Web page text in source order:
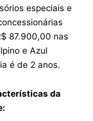
especiais e
87.900,00 nas
e Azul
é de 2 anos.
da